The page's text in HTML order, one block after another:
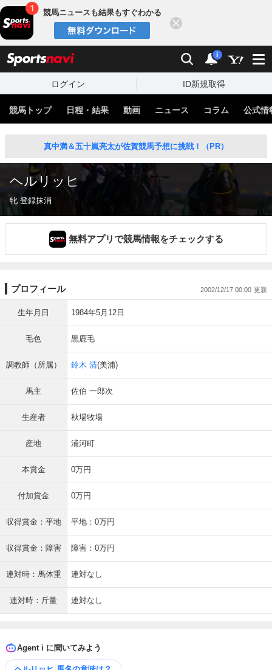
競馬ニュースも結果もすぐわかる
検索 通知
i
ログイン ID新規取得
競馬トップ 日程・結果 動画 ニュース コラム 公式情
真中満＆五十嵐亮太が佐賀競馬予想に挑戦！（PR）
ヘルリッヒ
牝 登録抹消
無料アプリで競馬情報をチェックする
プロフィール 2002/12/17 00:00
生年月日 1984年5月12日
毛色 黒鹿毛
調教師（所属） 鈴木 清(美浦)
馬主 佐伯 一郎次
生産者 秋場牧場
産地 浦河町
本賞金 0万円
付加賞金 0万円
収得賞金：平地 平地：0万円
収得賞金：障害 障害：0万円
連対時：馬体重 連対なし
連対時：斤量 連対なし
Agent i に聞いてみよう